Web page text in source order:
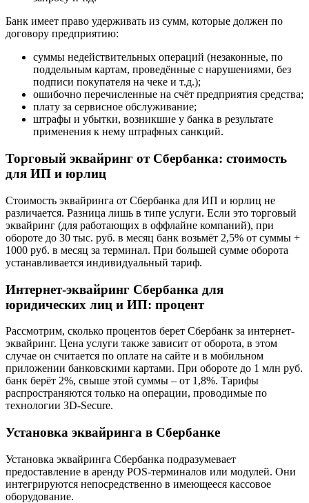
Банк имеет право удерживать из сумм, которые должен по
договору предприятию:
суммы недействительных операций (незаконные, по
поддельным картам, проведённые с нарушениями, без
подписи покупателя на чеке и т.д.);
ошибочно перечисленные на счёт предприятия средства;
плату за сервисное обслуживание;
штрафы и убытки, возникшие у банка в результате
применения к нему штрафных санкций.
Торговый эквайринг от Сбербанка: стоимость
для ИП и юрлиц
Стоимость эквайринга от Сбербанка для ИП и юрлиц не
различается. Разница лишь в типе услуги. Если это торговый
эквайринг (для работающих в оффлайне компаний), при
обороте до 30 тыс. руб. в месяц банк возьмёт 2,5% от суммы +
1000 руб. в месяц за терминал. При большей сумме оборота
устанавливается индивидуальный тариф.
Интернет-эквайринг Сбербанка для
юридических лиц и ИП: процент
Рассмотрим, сколько процентов берет Сбербанк за интернет-
эквайринг. Цена услуги также зависит от оборота, в этом
случае он считается по оплате на сайте и в мобильном
приложении банковскими картами. При обороте до 1 млн руб.
банк берёт 2%, свыше этой суммы – от 1,8%. Тарифы
распространяются только на операции, проводимые по
технологии 3D-Secure.
Установка эквайринга в Сбербанке
Установка эквайринга Сбербанка подразумевает
предоставление в аренду POS-терминалов или модулей. Они
интегрируются непосредственно в имеющееся кассовое
оборудование.